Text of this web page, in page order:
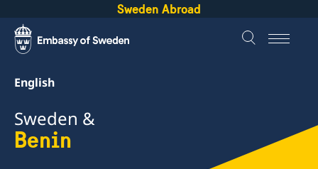
Sweden Abroad
English
Sweden &
Benin